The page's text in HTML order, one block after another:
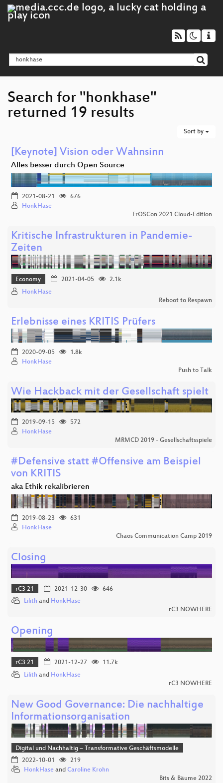
Search for "honkhase"
returned 19 results
Sort by
[Keynote] Vision oder Wahnsinn
Alles besser durch Open Source
2021-08-21
676
HonkHase
FrOSCon 2021 Cloud-Edition
Kritische Infrastrukturen in Pandemie-
Zeiten
Economy 2021-04-05
2.1k
HonkHase
Reboot to Respawn
Erlebnisse eines KRITIS Prüfers
2020-09-05
1.8k
HonkHase
Push to Talk
Wie Hackback mit der Gesellschaft spielt
2019-09-15
572
HonkHase
MRMCD 2019 - Gesellschaftsspiele
#Defensive statt #Offensive am Beispiel
von KRITIS
aka Ethik rekalibrieren
2019-08-23
631
HonkHase
Chaos Communication Camp 2019
Closing
rC3 21 2021-12-30
646
Lilith and HonkHase
rC3 NOWHERE
Opening
rC3 21 2021-12-27
11.7k
Lilith and HonkHase
rC3 NOWHERE
New Good Governance: Die nachhaltige
Informationsorganisation
Digital und Nachhaltig – Transformative Geschäftsmodelle
2022-10-01
219
HonkHase and Caroline Krohn
Bits & Bäume 2022